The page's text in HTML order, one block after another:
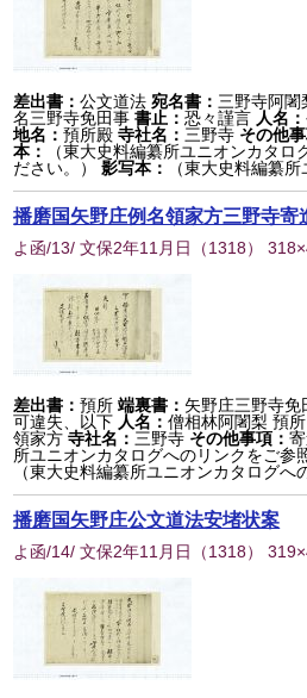
差出書：公文道法 宛名書： 三野寺阿闍
名三野寺免田事 書止：恐々謹言 人名：
地名：預所殿 寺社名： 三野寺 その他
本：
（東大史料編纂所ユニオンカタロ
ださい。）
影写本： （東大史料編纂
播磨国矢野庄例名領家方三野寺寄
よ函/13/ 文保2年11月日 （1318）
差出書：預所 端裏書： 矢野庄三野寺免
可違失、以下 人名：僧相林阿闍梨 預所
領家方 寺社名： 三野寺 その他事項：
所ユニオンカタログへのリンクをご参
（東大史料編纂所ユニオンカタログへ
播磨国矢野庄公文道法安堵状案
よ函/14/ 文保2年11月日 （1318）